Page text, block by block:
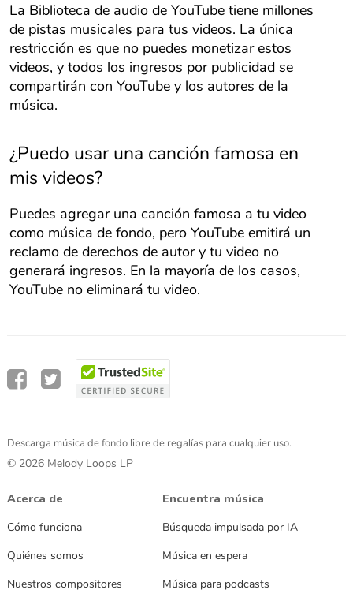
La Biblioteca de audio de YouTube tiene millones
de pistas musicales para tus videos. La única
restricción es que no puedes monetizar estos
videos, y todos los ingresos por publicidad se
compartirán con YouTube y los autores de la
música.
¿Puedo usar una canción famosa en
mis videos?
Puedes agregar una canción famosa a tu video
como música de fondo, pero YouTube emitirá un
reclamo de derechos de autor y tu video no
generará ingresos. En la mayoría de los casos,
YouTube no eliminará tu video.
Descarga música de fondo libre de regalías para cualquier uso.
© 2026 Melody Loops LP
Acerca de
Cómo funciona
Quiénes somos
Nuestros compositores
Encuentra música
Búsqueda impulsada por IA
Música en espera
Música para podcasts